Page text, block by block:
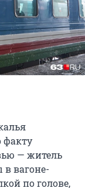
факту
— житель
в вагоне-
по голове,